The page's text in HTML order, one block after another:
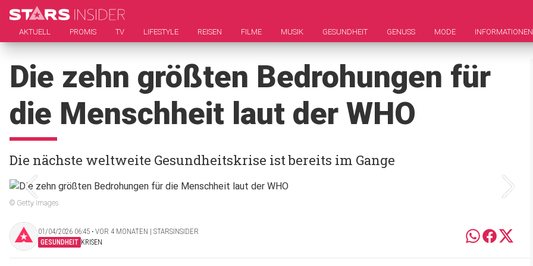
AKTUELL PROMIS TV LIFESTYLE REISEN FILME MUSIK GESUNDHEIT GENUSS MODE INFORMATIONEN
Die zehn größten Bedrohungen für
die Menschheit laut der WHO
Die nächste weltweite Gesundheitskrise ist bereits im Gange
© Getty Images
01/04/2026 06:45 ‧ VOR 4 MONATEN | STARSINSIDER
GESUNDHEIT KRISEN